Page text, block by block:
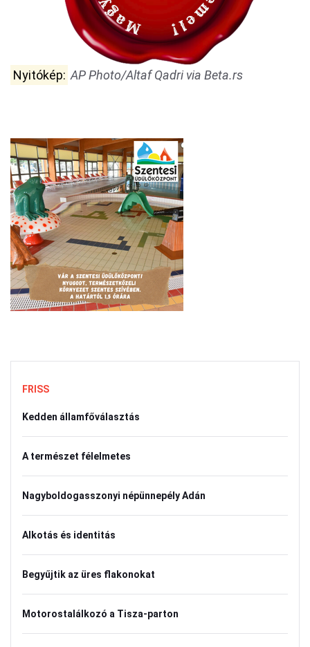
Nyitókép: AP Photo/Altaf Qadri via Beta.rs
FRISS
Kedden államfőválasztás
A természet félelmetes
Nagyboldogasszonyi népünnepély Adán
Alkotás és identitás
Begyűjtik az üres flakonokat
Motorostalálkozó a Tisza-parton